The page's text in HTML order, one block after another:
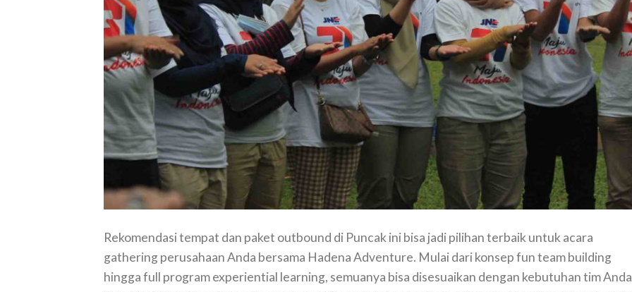
Rekomendasi tempat dan paket outbound di Puncak ini bisa jadi pilihan terbaik untuk acara
gathering perusahaan Anda bersama Hadena Adventure. Mulai dari konsep fun team building
hingga full program experiential learning, semuanya bisa disesuaikan dengan kebutuhan tim